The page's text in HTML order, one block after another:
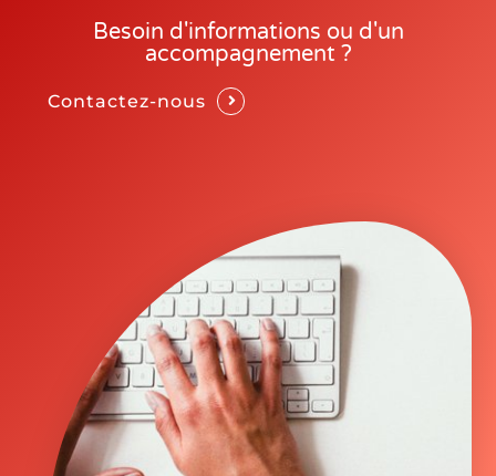
Besoin d'informations ou d'un
accompagnement ?
Contactez-nous